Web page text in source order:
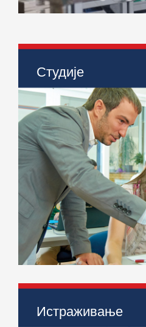
Студије
> Индустријско
> Инжењерски менаџмет
> Мехатроника
> Инжењерство
> Струковне студије
Истраживање